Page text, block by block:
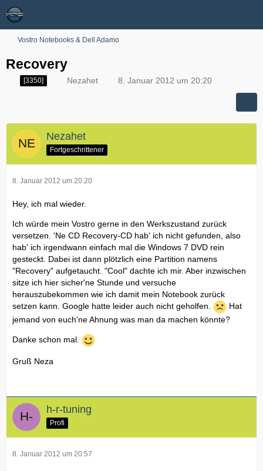
Vostro Notebooks & Dell Adamo
Recovery
[3350] Nezahet 8. Januar 2012 um 20:20
Nezahet
Fortgeschrittener
8. Januar 2012 um 20:20
Hey, ich mal wieder.
Ich würde mein Vostro gerne in den Werkszustand zurück
versetzen. 'Ne CD Recovery-CD hab' ich nicht gefunden, also
hab' ich irgendwann einfach mal die Windows 7 DVD rein
gesteckt. Dabei ist dann plötzlich eine Partition namens
"Recovery" aufgetaucht. "Cool" dachte ich mir. Aber inzwischen
sitze ich hier sicher'ne Stunde und versuche
herauszubekommen wie ich damit mein Notebook zurück
setzen kann. Google hatte leider auch nicht geholfen.
Hat
jemand von euch'ne Ahnung was man da machen könnte?
Danke schon mal.
Gruß Neza
h-r-tuning
Profi
8. Januar 2012 um 20:57